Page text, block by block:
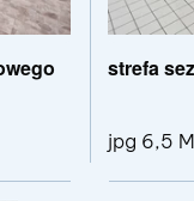
Pokaż szczegóły
strefa
jpg 6,5